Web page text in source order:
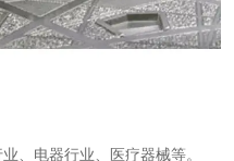
、电器行业、医疗器械等。